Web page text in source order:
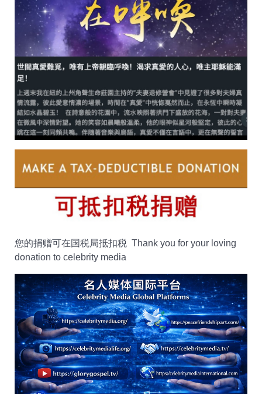
您的捐赠可在国税局抵扣税 Thank you for your loving
donation to celebrity media